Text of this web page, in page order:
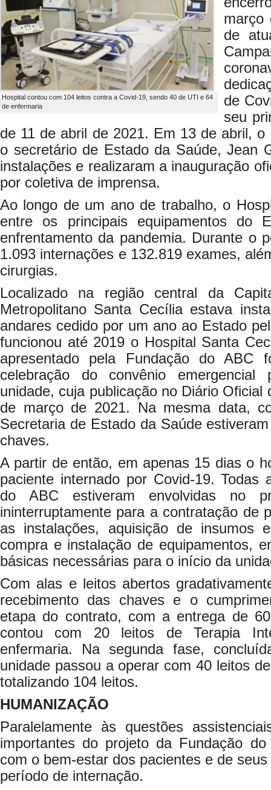
Hospital contou com 104 leitos contra a Covid-19, sendo 40 de UTI e 64
de enfermaria
março
de
de
seu
de 11 de abril de 2021. Em 13 de abril,
o secretário de Estado da Saúde, Jean
instalações e realizaram a inauguração
por coletiva de imprensa.
Ao longo de um ano de trabalho, o
entre os principais equipamentos do
enfrentamento da pandemia. Durante o
1.093 internações e 132.819 exames,
cirurgias.
Localizado na região central da
Metropolitano Santa Cecília estava
andares cedido por um ano ao Estado
funcionou até 2019 o Hospital Santa
apresentado pela Fundação do ABC
celebração do convênio emergencial
unidade, cuja publicação no Diário Oficial
de março de 2021. Na mesma data,
Secretaria de Estado da Saúde
chaves.
A partir de então, em apenas 15 dias o
paciente internado por Covid-19. Todas
do ABC estiveram envolvidas no
ininterruptamente para a contratação de
as instalações, aquisição de insumos
compra e instalação de equipamentos,
básicas necessárias para o início da
Com alas e leitos abertos
recebimento das chaves e o
etapa do contrato, com a entrega de
contou com 20 leitos de Terapia
enfermaria. Na segunda fase,
unidade passou a operar com 40 leitos
totalizando 104 leitos.
HUMANIZAÇÃO
Paralelamente às questões
importantes do projeto da Fundação
com o bem-estar dos pacientes e de
período de internação.